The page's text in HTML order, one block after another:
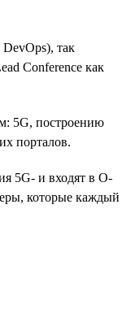
так
Conference как
5G, построению
порталов.
5G- и входят в O-
которые каждый